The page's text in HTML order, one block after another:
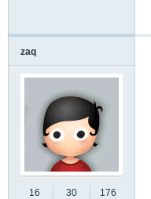
zaq
16
30
176